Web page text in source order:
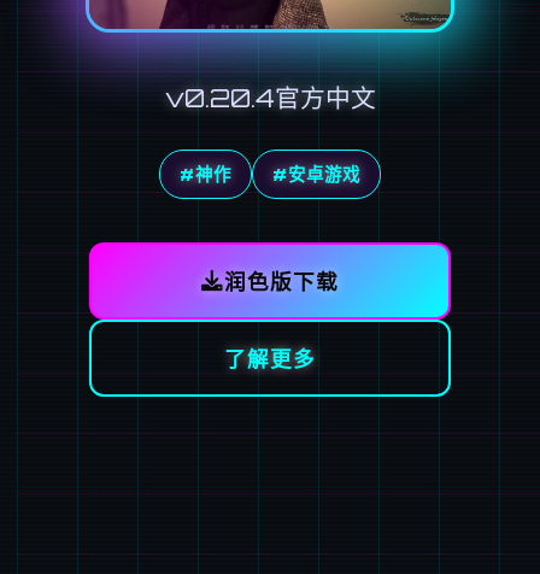
v0.20.4官方中文
#神作 #安卓游戏
润色版下载
了解更多